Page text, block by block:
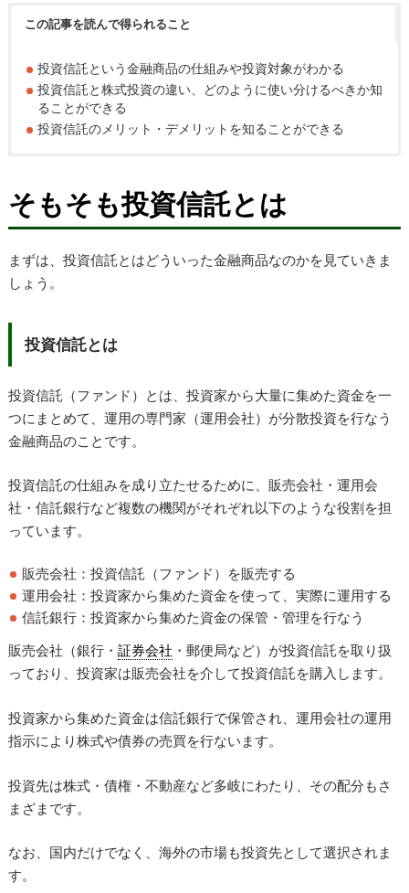
この記事を読んで得られること
投資信託という金融商品の仕組みや投資対象がわかる
投資信託と株式投資の違い、どのように使い分けるべきか知
ることができる
投資信託のメリット・デメリットを知ることができる
そもそも投資信託とは
まずは、投資信託とはどういった金融商品なのかを見ていきま
しょう。
投資信託とは
投資信託（ファンド）とは、投資家から大量に集めた資金を一
つにまとめて、運用の専門家（運用会社）が分散投資を行なう
金融商品のことです。
投資信託の仕組みを成り立たせるために、販売会社・運用会
社・信託銀行など複数の機関がそれぞれ以下のような役割を担
っています。
販売会社：投資信託（ファンド）を販売する
運用会社：投資家から集めた資金を使って、実際に運用する
信託銀行：投資家から集めた資金の保管・管理を行なう
販売会社（銀行・ 証券会社 ・郵便局など）が投資信託を取り扱
っており、投資家は販売会社を介して投資信託を購入します。
投資家から集めた資金は信託銀行で保管され、運用会社の運用
指示により株式や債券の売買を行ないます。
投資先は株式・債権・不動産など多岐にわたり、その配分もさ
まざまです。
なお、国内だけでなく、海外の市場も投資先として選択されま
す。